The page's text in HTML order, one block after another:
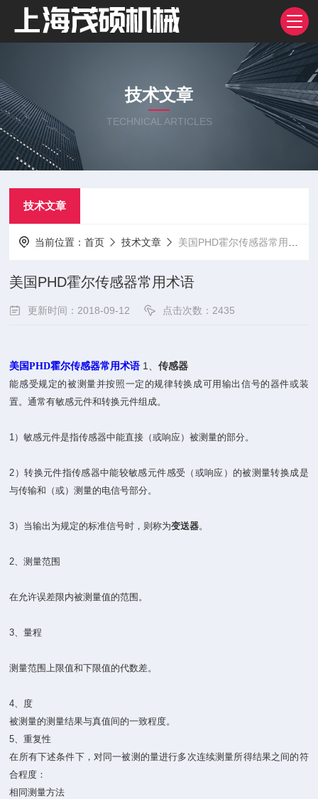
技术文章
TECHNICAL ARTICLES
技术文章
当前位置：首页 技术文章 美国PHD霍尔传感器常用术语
美国PHD霍尔传感器常用术语
更新时间：2018-09-12 点击次数：2435
美国PHD霍尔传感器常用术语 1、传感器
能感受规定的被测量并按照一定的规律转换成可用输出信号的器件或装
置。通常有敏感元件和转换元件组成。
1）敏感元件是指传感器中能直接（或响应）被测量的部分。
2）转换元件指传感器中能较敏感元件感受（或响应）的被测量转换成是
与传输和（或）测量的电信号部分。
3）当输出为规定的标准信号时，则称为变送器。
2、测量范围
在允许误差限内被测量值的范围。
3、量程
测量范围上限值和下限值的代数差。
4、度
被测量的测量结果与真值间的一致程度。
5、重复性
在所有下述条件下，对同一被测的量进行多次连续测量所得结果之间的符
合程度：
相同测量方法